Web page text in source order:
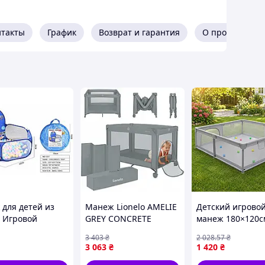
снаружи)
График Возврат и гарантия О продавце
детей из
Игровой
Складной
с
Манеж Lionelo AMELIE
GREY CONCRETE
3 063 ₴
3 403₴
Детский игровой
манеж
площадка /
Интерактивный
1 420 ₴
2 028.57₴